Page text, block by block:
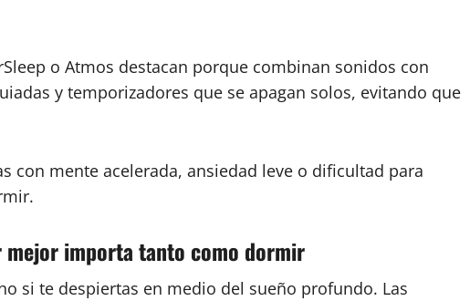
o Atmos destacan porque combinan sonidos con
y temporizadores que se apagan solos, evitando que
con mente acelerada, ansiedad leve o dificultad para
importa tanto como dormir
si te despiertas en medio del sueño profundo. Las